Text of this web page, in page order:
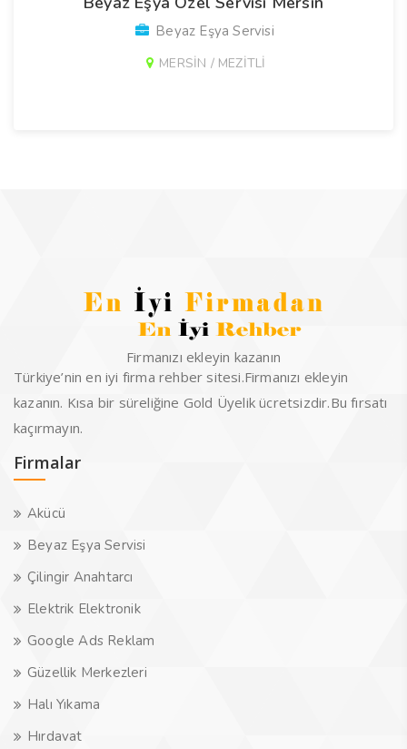
Beyaz Eşya Servisi
MERSİN / MEZİTLİ
Firmanızı ekleyin kazanın
Türkiye’nin en iyi firma rehber sitesi.Firmanızı ekleyin
kazanın. Kısa bir süreliğine Gold Üyelik ücretsizdir.Bu fırsatı
kaçırmayın.
Firmalar
Akücü
Beyaz Eşya Servisi
Çilingir Anahtarcı
Elektrik Elektronik
Google Ads Reklam
Güzellik Merkezleri
Halı Yıkama
Hırdavat